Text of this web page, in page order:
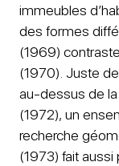
immeubles
des formes
(1969)
(1970). Juste
au-dessus de la
(1972), un
recherche
(1973) fait aussi